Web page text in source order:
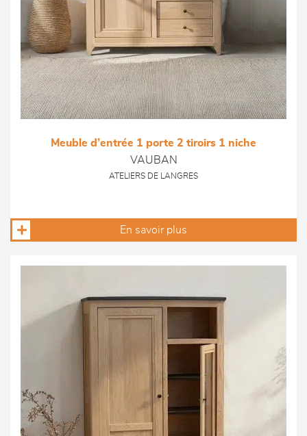
Meuble d’entrée 1 porte 2 tiroirs 1 niche
VAUBAN
ATELIERS DE LANGRES
En savoir plus